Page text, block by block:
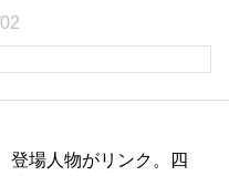
登場人物がリンク。四